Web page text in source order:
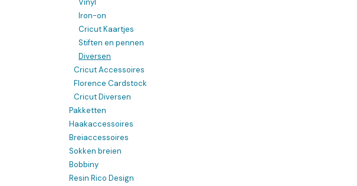
Vinyl
Iron-on
Cricut Kaartjes
Stiften en pennen
Diversen
Cricut Accessoires
Florence Cardstock
Cricut Diversen
Pakketten
Haakaccessoires
Breiaccessoires
Sokken breien
Bobbiny
Resin Rico Design